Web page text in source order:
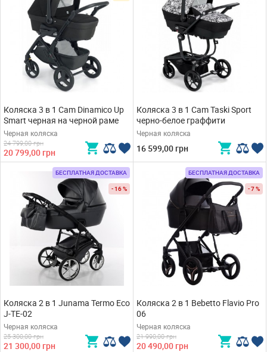
Коляска 3 в 1 Cam Dinamico Up
Smart черная на черной раме
Черная коляска
24 799,00 грн
20 799,00 грн
Коляска 3 в 1 Cam Taski Sport
черно-белое граффити
Черная коляска
16 599,00 грн
БЕСПЛАТНАЯ ДОСТАВКА
- 16 %
Коляска 2 в 1 Junama Termo Eco
J-TE-02
Черная коляска
25 300,00 грн
21 300,00 грн
БЕСПЛАТНАЯ ДОСТАВКА
- 7 %
Коляска 2 в 1 Bebetto Flavio Pro
06
Черная коляска
21 990,00 грн
20 490,00 грн